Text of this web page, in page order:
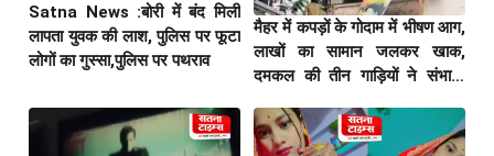
Satna News :बोरी में बंद मिली
लापता युवक की लाश, पुलिस पर फूटा
लोगों का गुस्सा,पुलिस पर पथराव
मैहर में कपड़ों के गोदाम में भीषण आग,
लाखों का सामान जलकर खाक,
दमकल की तीन गाड़ियों ने संभाला